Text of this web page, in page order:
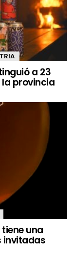
a 23
provincia
una
invitadas